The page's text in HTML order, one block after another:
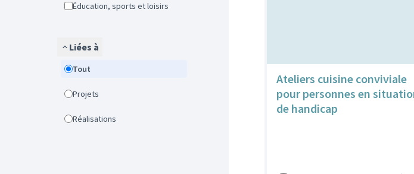
Éducation, sports et loisirs
Liées à
Tout
Projets
Réalisations
Ateliers cuisine conviviale
pour personnes en
de handicap